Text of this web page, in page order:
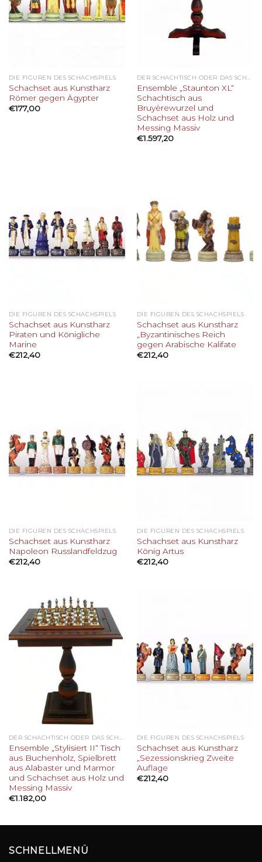
DIE FIGUREN DES SCHACHSPIELS
Schachset aus Kunstharz
Römer gegen Ägypter
€177,00
DER SCHACHTISCH ODER DAS SCHACHBRETT
Ensemble „Staunton XL“
Schachtisch aus
Bruyèrewurzel und
Schachset aus Holz und
Messing Massiv
€1.597,20
DIE FIGUREN DES SCHACHSPIELS
Schachset aus Kunstharz
Piraten und Königliche
Marine
€212,40
DIE FIGUREN DES SCHACHSPIELS
Schachset aus Kunstharz
„Byzantinisches Reich
gegen Arabische Kalifate
€212,40
DIE FIGUREN DES SCHACHSPIELS
Schachset aus Kunstharz
Napoleon Russlandfeldzug
€212,40
DIE FIGUREN DES SCHACHSPIELS
Schachset aus Kunstharz
König Artus
€212,40
DER SCHACHTISCH ODER DAS SCHACHBRETT
Ensemble „Stylisiert II“ Tisch
aus Buchenholz, Spielbrett
aus Alabaster und Marmor
und Schachset aus Holz und
Messing Massiv
€1.182,00
DIE FIGUREN DES SCHACHSPIELS
Schachset aus Kunstharz
„Sezessionskrieg Zweite
Auflage
€212,40
SCHNELLMENÜ